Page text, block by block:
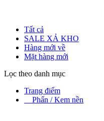
Tất cả
SALE XẢ KHO
Hàng mới về
Mặt hàng mới
Lọc theo danh mục
Trang điểm
Phấn / Kem nền